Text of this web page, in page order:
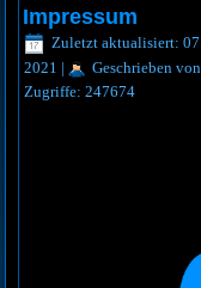
Impressum
Zuletzt aktualisiert:
2021 | Geschrieben
Zugriffe: 247674